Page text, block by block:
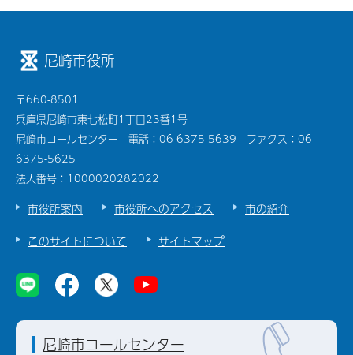
尼崎市役所
〒660-8501
兵庫県尼崎市東七松町1丁目23番1号
尼崎市コールセンター 電話：06-6375-5639 ファクス：06-
6375-5625
法人番号：1000020282022
市役所案内 市役所へのアクセス
市の紹介
このサイトについて
サイトマップ
尼崎市コールセンター